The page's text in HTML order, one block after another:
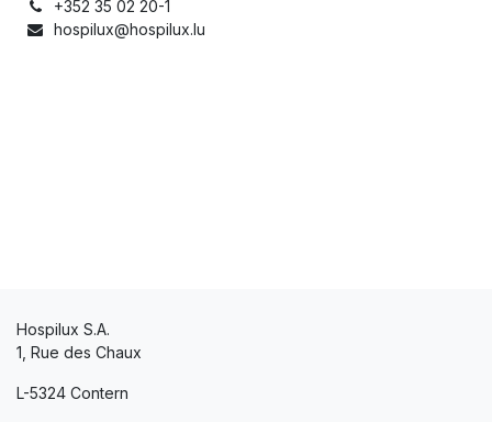
+352 35 02 20-1
hospilux@hospilux.lu
Hospilux S.A.
1, Rue des Chaux
L-5324 Contern